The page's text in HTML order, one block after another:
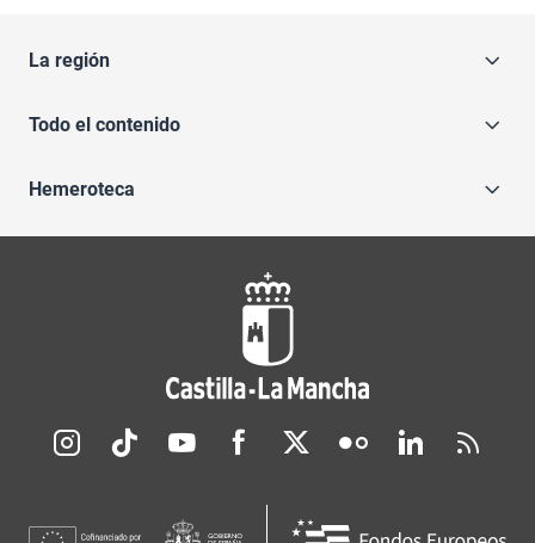
La región
Todo el contenido
Hemeroteca
Redes sociales JCCM